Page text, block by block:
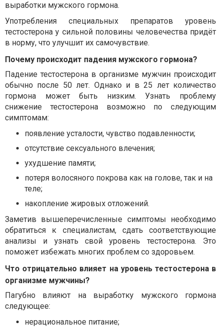
выработки мужского гормона.
Употребления специальных препаратов уровень
тестостерона у сильной половины человечества придёт
в норму, что улучшит их самочувствие.
Почему происходит падения мужского гормона?
Падение тестостерона в организме мужчин происходит
обычно после 50 лет. Однако и в 25 лет количество
гормона может быть низким. Узнать проблему
снижение тестостерона возможно по следующим
симптомам:
появление усталости, чувство подавленности;
отсутствие сексуального влечения;
ухудшение памяти;
потеря волосяного покрова как на голове, так и на
теле;
накопление жировых отложений.
Заметив вышеперечисленные симптомы необходимо
обратиться к специалистам, сдать соответствующие
анализы и узнать свой уровень тестостерона. Это
поможет избежать многих проблем со здоровьем.
Что отрицательно влияет на уровень тестостерона в
организме мужчины?
Пагубно влияют на выработку мужского гормона
следующее:
нерациональное питание;